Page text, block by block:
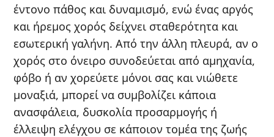
έντονο πάθος και δυναμισμό, ενώ ένας αργός
και ήρεμος χορός δείχνει σταθερότητα και
εσωτερική γαλήνη. Από την άλλη πλευρά, αν ο
χορός στο όνειρο συνοδεύεται από αμηχανία,
φόβο ή αν χορεύετε μόνοι σας και νιώθετε
μοναξιά, μπορεί να συμβολίζει κάποια
ανασφάλεια, δυσκολία προσαρμογής ή
έλλειψη ελέγχου σε κάποιον τομέα της ζωής